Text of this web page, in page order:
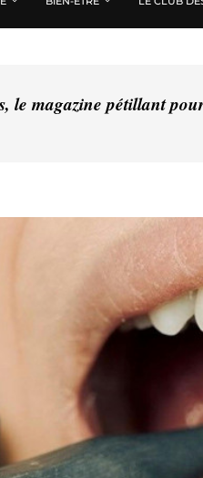
le magazine pétillant